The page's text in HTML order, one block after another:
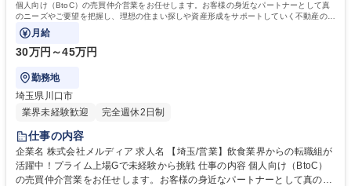
個人向け（BtoC）の売買仲介営業をお任せします。お客様の身近なパートナーとして真
のニーズやご要望を把握し、理想の住まい探しや資産形成をサポートしていく不動産のプ
ロフェッショナルとしての仕事です。
月給
30万円～45万円
勤務地
埼玉県川口市
業界未経験歓迎
完全週休2日制
仕事の内容
企業名 株式会社メルディア 求人名 【埼玉/営業】飲食業界からの転職組が
活躍中！プライム上場Gで未経験から挑戦 仕事の内容 個人向け（BtoC）
の売買仲介営業をお任せします。お客様の身近なパートナーとして真のニ